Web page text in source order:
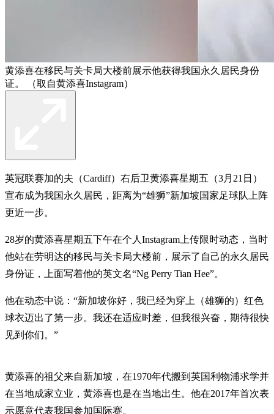
黄添喜在移民与关卡局大楼前展示他获得我国永久居民身份
证。 （取自黄添喜Instagram）
英冠联赛加的夫（Cardiff）右后卫黄添喜星期五（3月21日）
宣布成为我国永久居民，距离为“雄狮”新加坡国家足球队上阵
更近一步。
28岁的黄添喜星期五下午在个人Instagram上传限时动态，当时
他站在劳明达的移民与关卡局大楼前，展示了自己的永久居民
身份证，上面写着他的英文名“Ng Perry Tian Hee”。
他在动态中说：“新加坡你好，我已经为穿上（雄狮的）红色
球衣迈出了第一步。我还在适应时差，但我很兴奋，期待很快
见到你们。”
黄添喜的祖父来自新加坡，在1970年代搬到英国利物浦求学并
在当地成家立业，黄添喜也是在当地出生。他在2017年首次表
示愿意代表我国参加国际赛。